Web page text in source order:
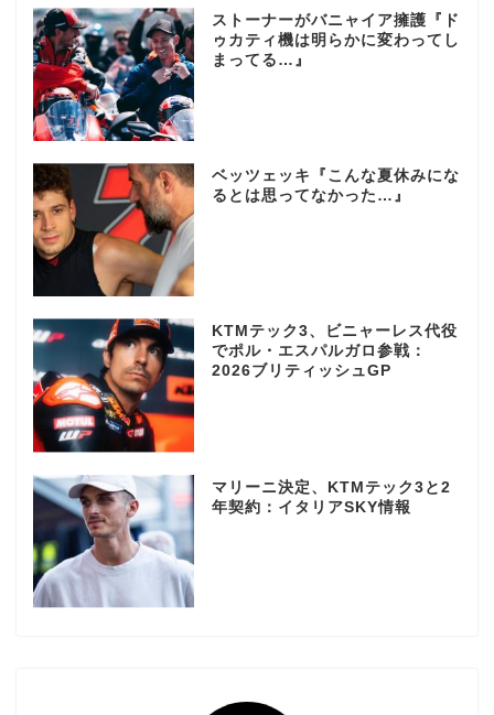
ストーナーがバニャイア擁護『ド
ゥカティ機は明らかに変わってし
まってる…』
ベッツェッキ『こんな夏休みにな
るとは思ってなかった…』
KTMテック3、ビニャーレス代役
でポル・エスパルガロ参戦：
2026ブリティッシュGP
マリーニ決定、KTMテック3と2
年契約：イタリアSKY情報